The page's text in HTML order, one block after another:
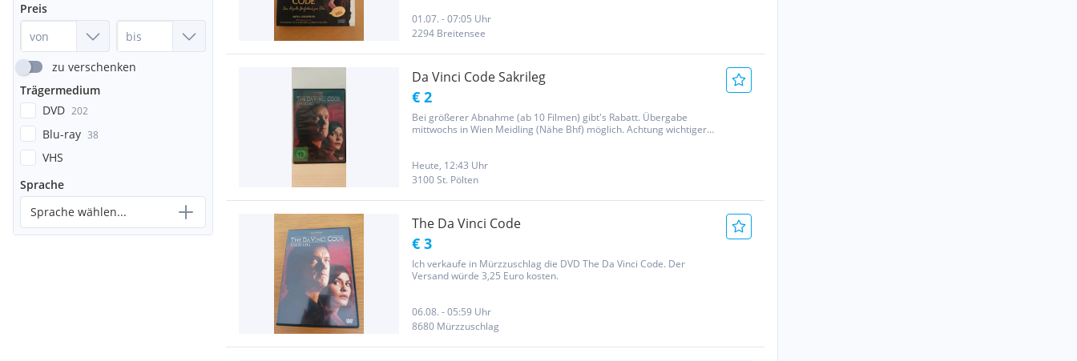
Preis
zu verschenken
Trägermedium
DVD 202
Blu-ray 38
VHS
Sprache
Sprache wählen...
01.07. - 07:05 Uhr
2294 Breitensee
Da Vinci Code Sakrileg
€ 2
Bei größerer Abnahme (ab 10 Filmen) gibt's Rabatt. Übergabe
mittwochs in Wien Meidling (Nähe Bhf) möglich. Achtung wichtiger
Heute, 12:43 Uhr
3100 St. Pölten
The Da Vinci Code
€ 3
Ich verkaufe in Mürzzuschlag die DVD The Da Vinci Code. Der
Versand würde 3,25 Euro kosten.
06.08. - 05:59 Uhr
8680 Mürzzuschlag